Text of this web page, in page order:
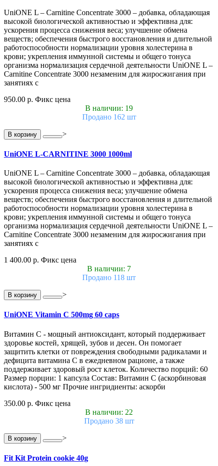
UniONE L – Carnitine Concentrate 3000 – добавка, обладающая
высокой биологической активностью и эффективна для:
ускорения процесса снижения веса; улучшение обмена
веществ; обеспечения быстрого восстановления и длительной
работоспособности нормализации уровня холестерина в
крови; укрепления иммунной системы и общего тонуса
организма нормализация сердечной деятельности UniONE L –
Carnitine Concentrate 3000 незаменим для жиросжигания при
занятиях с
950.00 р. Фикс цена
В наличии: 19
Продано 162 шт
В корзину >
UniONE L-CARNITINE 3000 1000ml
UniONE L – Carnitine Concentrate 3000 – добавка, обладающая
высокой биологической активностью и эффективна для:
ускорения процесса снижения веса; улучшение обмена
веществ; обеспечения быстрого восстановления и длительной
работоспособности нормализации уровня холестерина в
крови; укрепления иммунной системы и общего тонуса
организма нормализация сердечной деятельности UniONE L –
Carnitine Concentrate 3000 незаменим для жиросжигания при
занятиях с
1 400.00 р. Фикс цена
В наличии: 7
Продано 118 шт
В корзину >
UniONE Vitamin С 500mg 60 caps
Витамин С - мощный антиоксидант, который поддерживает
здоровье костей, хрящей, зубов и десен. Он помогает
защитить клетки от повреждения свободными радикалами и
дефицита витамина С в ежедневном рационе, а также
поддерживает здоровый рост клеток. Количество порций: 60
Размер порции: 1 капсула Состав: Витамин С (аскорбиновая
кислота) - 500 мг Прочие ингридиенты: аскорби
350.00 р. Фикс цена
В наличии: 22
Продано 38 шт
В корзину >
Fit Kit Protein cookie 40g